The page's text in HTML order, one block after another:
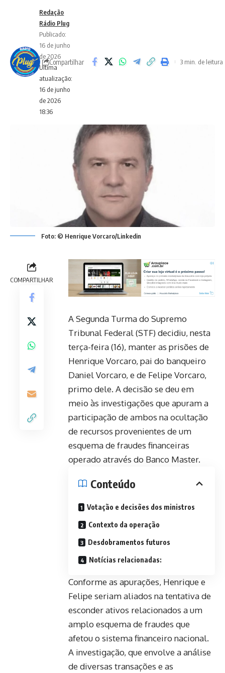
Ultima
atualização:
16 de junho
de 2026
18:36
Redação
Rádio Plug
Publicado:
16 de junho
de 2026
Compartilhar 3 min. de leitura
Foto: © Henrique Vorcaro/Linkedin
COMPARTILHAR
A Segunda Turma do Supremo
Tribunal Federal (STF) decidiu, nesta
terça-feira (16), manter as prisões de
Henrique Vorcaro, pai do banqueiro
Daniel Vorcaro, e de Felipe Vorcaro,
primo dele. A decisão se deu em
meio às investigações que apuram a
participação de ambos na ocultação
de recursos provenientes de um
esquema de fraudes financeiras
operado através do Banco Master.
Conteúdo
Votação e decisões dos ministros
Contexto da operação
Desdobramentos futuros
Notícias relacionadas:
Conforme as apurações, Henrique e
Felipe seriam aliados na tentativa de
esconder ativos relacionados a um
amplo esquema de fraudes que
afetou o sistema financeiro nacional.
A investigação, que envolve a análise
de diversas transações e as